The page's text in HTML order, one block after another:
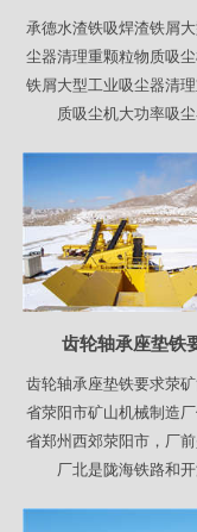
承德水渣铁吸焊渣铁屑
尘器清理重颗粒物质吸
铁屑大型工业吸尘器清
质吸尘机大功率吸
齿轮轴承座垫铁
齿轮轴承座垫铁要求荥
省荥阳市矿山机械制造
省郑州西郊荥阳市，厂前
厂北是陇海铁路和